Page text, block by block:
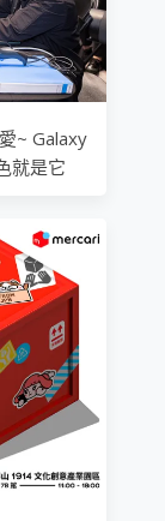
~ Galaxy
就是它